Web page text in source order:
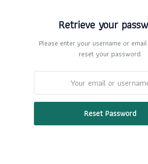
Retrieve your
Please enter your username or
reset your password.